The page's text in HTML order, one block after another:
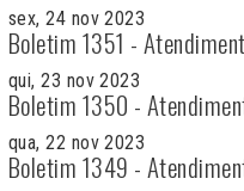
sex, 24 nov 2023
Boletim 1351 -
qui, 23 nov 2023
Boletim 1350 -
qua, 22 nov 2023
Boletim 1349 -